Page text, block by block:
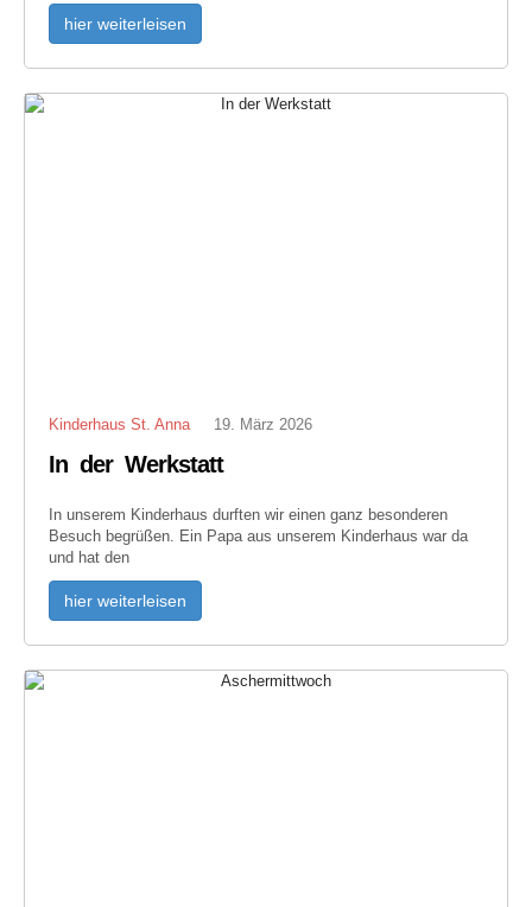
hier weiterleisen
Kinderhaus St. Anna 19. März 2026
In der Werkstatt
In unserem Kinderhaus durften wir einen ganz besonderen
Besuch begrüßen. Ein Papa aus unserem Kinderhaus war da
und hat den
hier weiterleisen